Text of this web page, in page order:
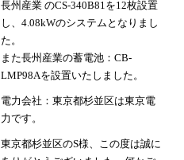
長州産業 のCS-340B81を12枚設置
し、4.08kWのシステムとなりまし
た。
また長州産業の蓄電池：CB-
LMP98Aを設置いたしました。
電力会社：東京都杉並区は東京電
力です。
東京都杉並区のS様、この度は誠に